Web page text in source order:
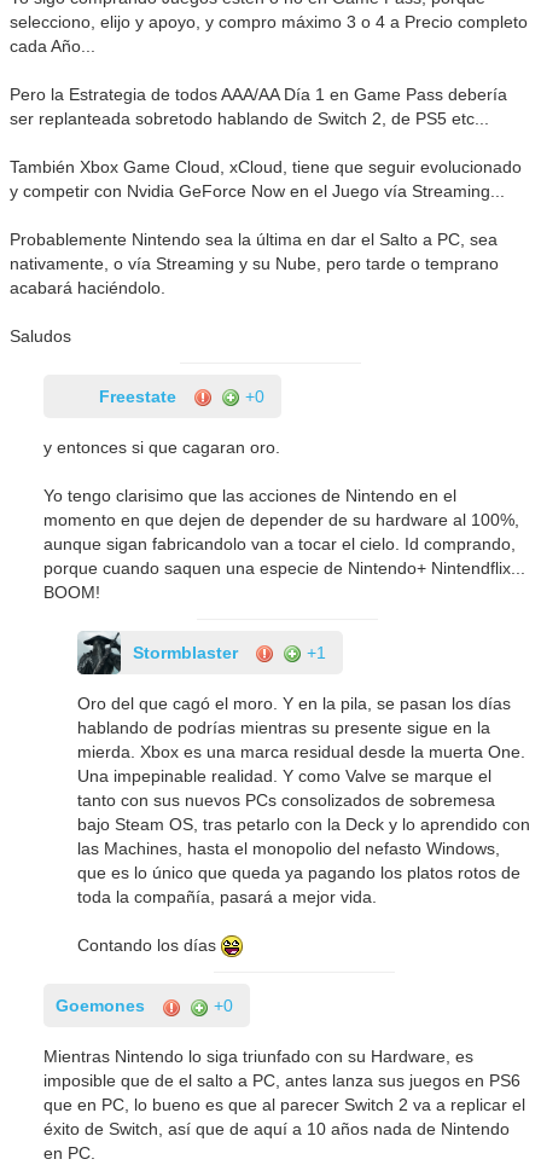
selecciono, elijo y apoyo, y compro máximo 3 o 4 a Precio completo
cada Año...
Pero la Estrategia de todos AAA/AA Día 1 en Game Pass debería
ser replanteada sobretodo hablando de Switch 2, de PS5 etc...
También Xbox Game Cloud, xCloud, tiene que seguir evolucionado
y competir con Nvidia GeForce Now en el Juego vía Streaming...
Probablemente Nintendo sea la última en dar el Salto a PC, sea
nativamente, o vía Streaming y su Nube, pero tarde o temprano
acabará haciéndolo.
Saludos
Freestate +0
y entonces si que cagaran oro.
Yo tengo clarisimo que las acciones de Nintendo en el
momento en que dejen de depender de su hardware al 100%,
aunque sigan fabricandolo van a tocar el cielo. Id comprando,
porque cuando saquen una especie de Nintendo+ Nintendflix...
BOOM!
Stormblaster +1
Oro del que cagó el moro. Y en la pila, se pasan los días
hablando de podrías mientras su presente sigue en la
mierda. Xbox es una marca residual desde la muerta One.
Una impepinable realidad. Y como Valve se marque el
tanto con sus nuevos PCs consolizados de sobremesa
bajo Steam OS, tras petarlo con la Deck y lo aprendido con
las Machines, hasta el monopolio del nefasto Windows,
que es lo único que queda ya pagando los platos rotos de
toda la compañía, pasará a mejor vida.
Contando los días
Goemones +0
Mientras Nintendo lo siga triunfado con su Hardware, es
imposible que de el salto a PC, antes lanza sus juegos en PS6
que en PC, lo bueno es que al parecer Switch 2 va a replicar el
éxito de Switch, así que de aquí a 10 años nada de Nintendo
en PC.